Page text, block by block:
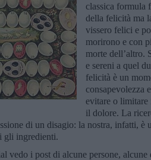
classica formula
della felicità ma
vissero felici e
morirono e con
morte dell’altro.
e sereni a quel
felicità è un
consapevolezza
evitare o
il dolore. La
di un disagio: la nostra, infatti, è
gli ingredienti.
vedo i post di alcune persone,